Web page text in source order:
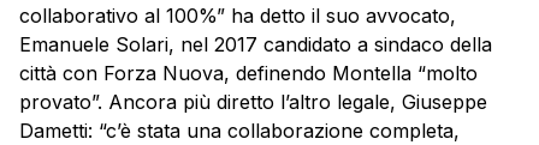
collaborativo al 100%” ha detto il suo avvocato,
Emanuele Solari, nel 2017 candidato a sindaco della
città con Forza Nuova, definendo Montella “molto
provato”. Ancora più diretto l’altro legale, Giuseppe
Dametti: “c’è stata una collaborazione completa,